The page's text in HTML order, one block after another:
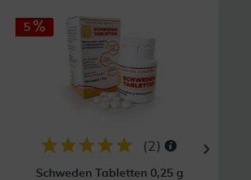
5
(2 )
Schweden Tabletten 0,25 g